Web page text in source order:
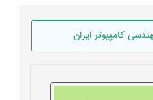
کامپيوتر ايران